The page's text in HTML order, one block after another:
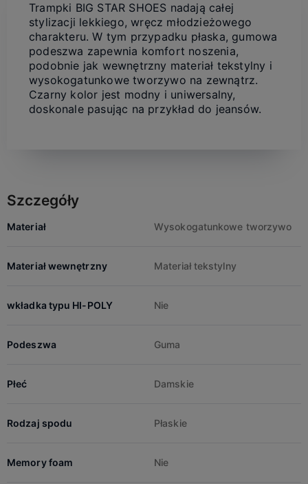
Trampki BIG STAR SHOES nadają całej
stylizacji lekkiego, wręcz młodzieżowego
charakteru. W tym przypadku płaska, gumowa
podeszwa zapewnia komfort noszenia,
podobnie jak wewnętrzny materiał tekstylny i
wysokogatunkowe tworzywo na zewnątrz.
Czarny kolor jest modny i uniwersalny,
doskonale pasując na przykład do jeansów.
Szczegóły
Materiał Wysokogatunkowe tworzywo
Materiał wewnętrzny Materiał tekstylny
wkładka typu HI-POLY Nie
Podeszwa Guma
Płeć Damskie
Rodzaj spodu Płaskie
Memory foam Nie